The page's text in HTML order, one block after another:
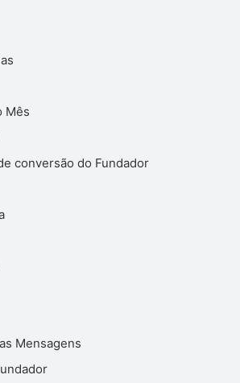
Mês
conversão do Fundador
Mensagens